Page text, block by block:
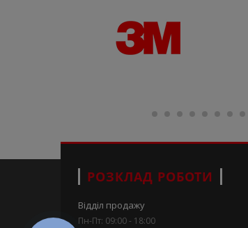
РОЗКЛАД РОБОТИ
Відділ продажу
Пн-Пт: 09:00 - 18:00